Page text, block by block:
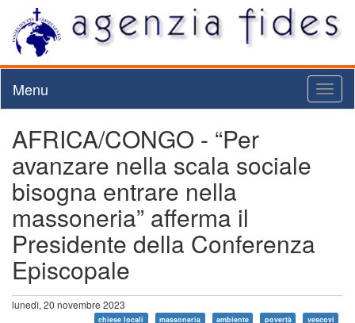
Menu
AFRICA/CONGO - “Per
avanzare nella scala sociale
bisogna entrare nella
massoneria” afferma il
Presidente della Conferenza
Episcopale
lunedì, 20 novembre 2023
chiese locali massoneria ambiente povertà vescovi